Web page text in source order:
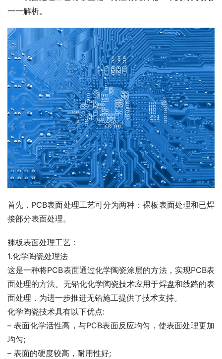
一一解析。
首先，PCB表面处理工艺可分为两种：裸板表面处理和已焊
接部分表面处理。
裸板表面处理工艺：
1.化学陶瓷处理法
这是一种将PCB表面通过化学陶瓷涂层的方法，实现PCB表
面处理的方法。无铅化化学陶瓷技术应用于焊盘和线路的表
面处理，为进一步推进无铅施工提供了技术支持。
化学陶瓷技术具有以下优点:
– 表面化学活性高，与PCB表面反应均匀，使表面处理更加
均匀;
– 表面的硬度较高，耐用性好;